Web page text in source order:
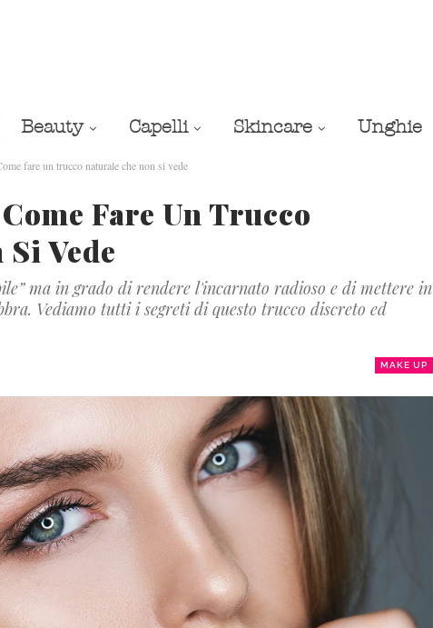
Beauty Capelli Skincare Unghie
fare un trucco naturale che non si vede
Fare Un Trucco
Vede
ma in grado di rendere l'incarnato radioso e di mettere in
Vediamo tutti i segreti di questo trucco discreto ed
MAKE UP